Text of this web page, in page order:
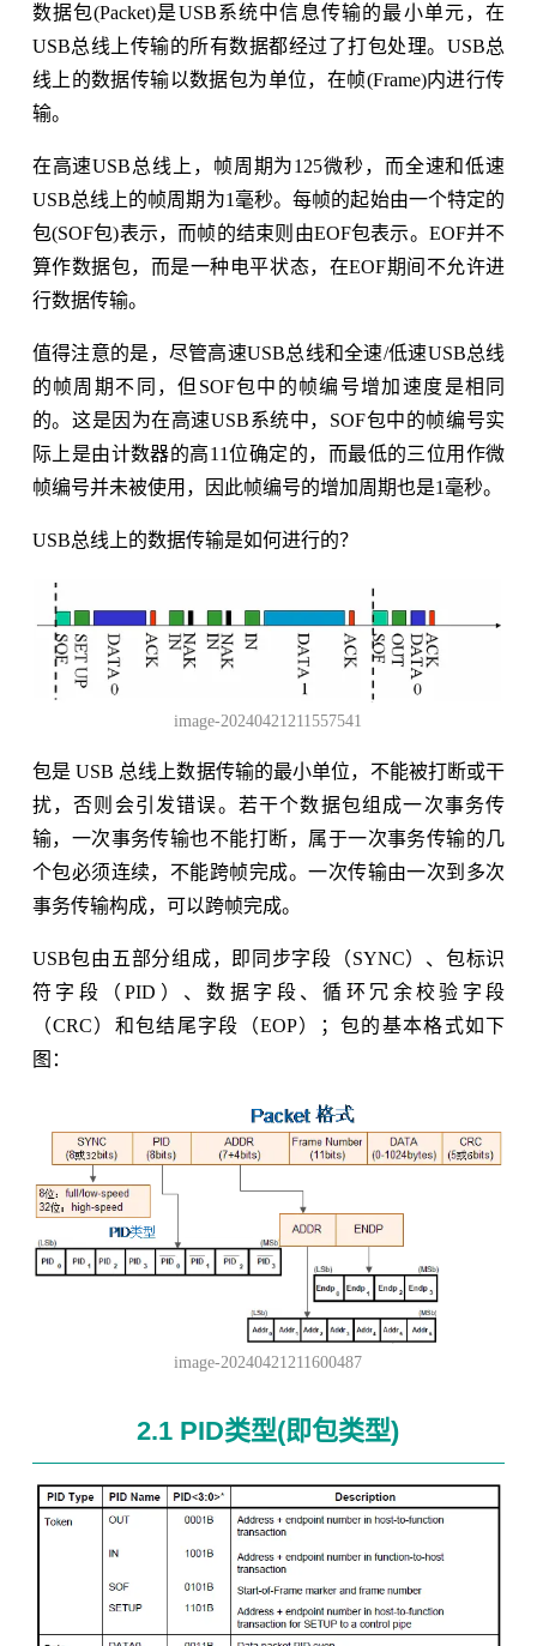
数据包(Packet)是USB系统中信息传输的最小单元，在
USB总线上传输的所有数据都经过了打包处理。USB总
线上的数据传输以数据包为单位，在帧(Frame)内进行传
输。
在高速USB总线上，帧周期为125微秒，而全速和低速
USB总线上的帧周期为1毫秒。每帧的起始由一个特定的
包(SOF包)表示，而帧的结束则由EOF包表示。EOF并不
算作数据包，而是一种电平状态，在EOF期间不允许进
行数据传输。
值得注意的是，尽管高速USB总线和全速/低速USB总线
的帧周期不同，但SOF包中的帧编号增加速度是相同
的。这是因为在高速USB系统中，SOF包中的帧编号实
际上是由计数器的高11位确定的，而最低的三位用作微
帧编号并未被使用，因此帧编号的增加周期也是1毫秒。
USB总线上的数据传输是如何进行的？
image-20240421211557541
包是 USB 总线上数据传输的最小单位，不能被打断或干
扰，否则会引发错误。若干个数据包组成一次事务传
输，一次事务传输也不能打断，属于一次事务传输的几
个包必须连续，不能跨帧完成。一次传输由一次到多次
事务传输构成，可以跨帧完成。
USB包由五部分组成，即同步字段（SYNC）、包标识
符字段（PID）、数据字段、循环冗余校验字段
（CRC）和包结尾字段（EOP）；包的基本格式如下
图：
image-20240421211600487
2.1 PID类型(即包类型)